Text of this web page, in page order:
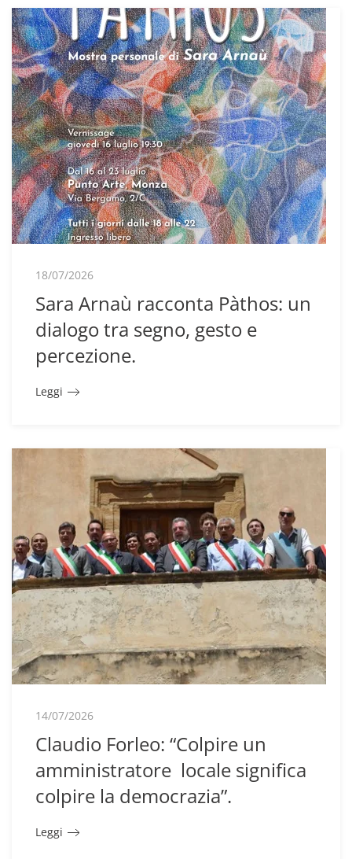
18/07/2026
Sara Arnaù racconta Pàthos: un
dialogo tra segno, gesto e
percezione.
Leggi
14/07/2026
Claudio Forleo: “Colpire un
amministratore locale significa
colpire la democrazia”.
Leggi